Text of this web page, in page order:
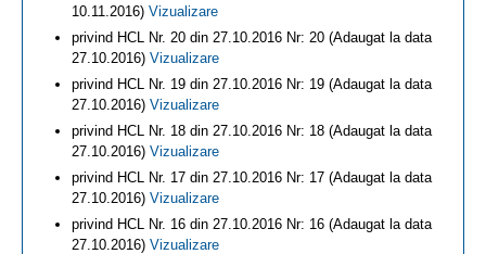
10.11.2016) Vizualizare
privind HCL Nr. 20 din 27.10.2016 Nr: 20 (Adaugat la data
27.10.2016) Vizualizare
privind HCL Nr. 19 din 27.10.2016 Nr: 19 (Adaugat la data
27.10.2016) Vizualizare
privind HCL Nr. 18 din 27.10.2016 Nr: 18 (Adaugat la data
27.10.2016) Vizualizare
privind HCL Nr. 17 din 27.10.2016 Nr: 17 (Adaugat la data
27.10.2016) Vizualizare
privind HCL Nr. 16 din 27.10.2016 Nr: 16 (Adaugat la data
27.10.2016) Vizualizare